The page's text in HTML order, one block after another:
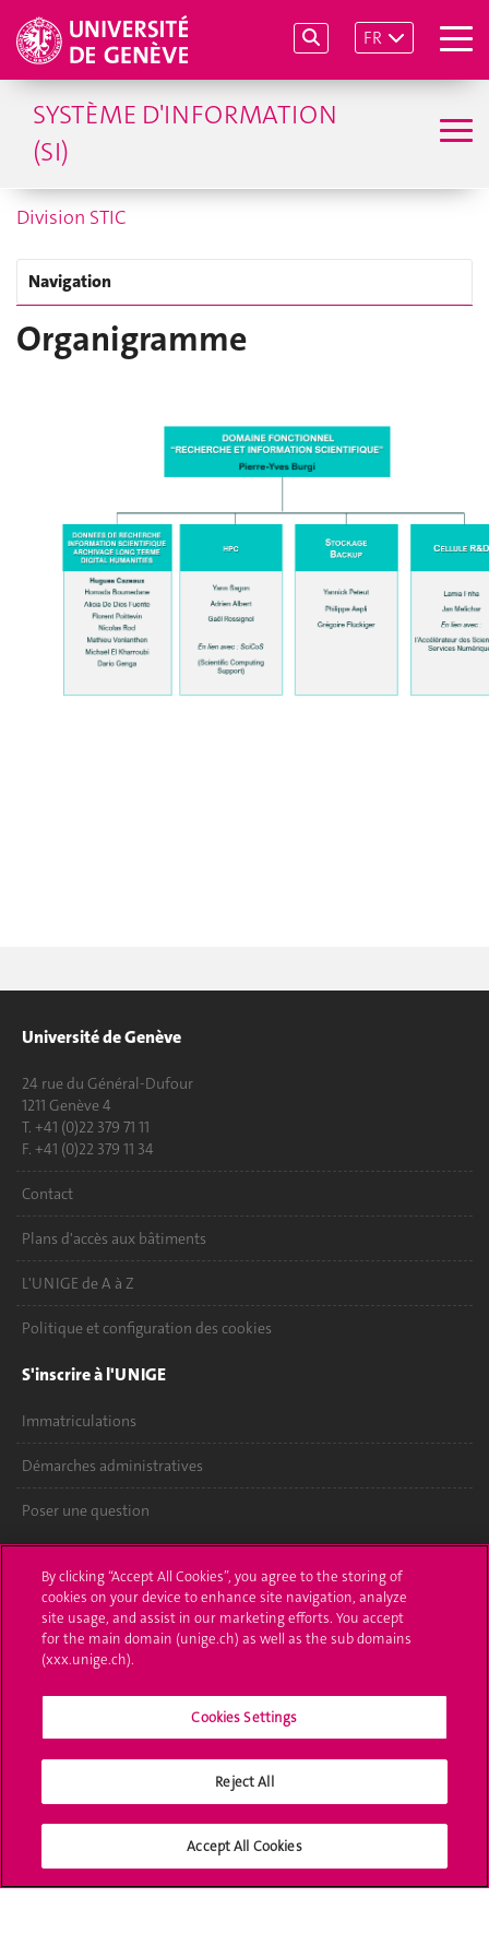
FR
SYSTÈME D'INFORMATION
(SI)
Division STIC
Navigation
Organigramme
Université de Genève
24 rue du Général-Dufour
1211 Genève 4
T. +41 (0)22 379 71 11
F. +41 (0)22 379 11 34
Contact
Plans d'accès aux bâtiments
L'UNIGE de A à Z
Politique et configuration des cookies
S'inscrire à l'UNIGE
Immatriculations
Démarches administratives
Poser une question
UNIGE Mobile
Médias
Offres d'emploi
Bibliothèque
Médias sociaux UNIGE
By clicking “Accept All Cookies”, you agree to the storing of
cookies on your device to enhance site navigation, analyze
site usage, and assist in our marketing efforts. You accept
for the main domain (unige.ch) as well as the sub domains
(xxx.unige.ch).
Cookies Settings
Reject All
Accept All Cookies